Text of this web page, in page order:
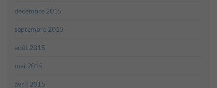
décembre 2015
septembre 2015
août 2015
mai 2015
avril 2015